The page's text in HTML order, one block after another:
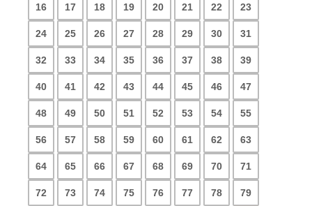
16 17 18 19 20 21 22 23
24 25 26 27 28 29 30 31
32 33 34 35 36 37 38 39
40 41 42 43 44 45 46 47
48 49 50 51 52 53 54 55
56 57 58 59 60 61 62 63
64 65 66 67 68 69 70 71
72 73 74 75 76 77 78 79